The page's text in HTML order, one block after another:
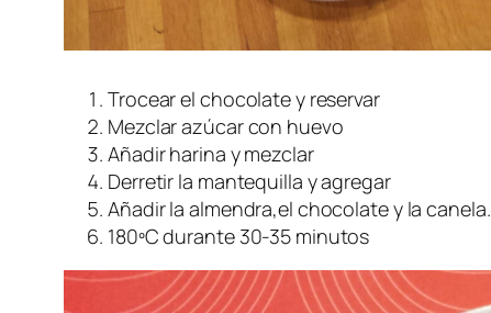
Trocear el chocolate y reservar
Mezclar azúcar con huevo
Añadir harina y mezclar
Derretir la mantequilla y agregar
Añadir la almendra,el chocolate y la canela.
180ºC durante 30-35 minutos